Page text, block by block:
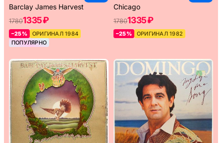
Barclay James Harvest
17801335 ₽
–25%
ОРИГИНАЛ 1984
ПОПУЛЯРНО
Chicago
17801335 ₽
–25% ОРИГИНАЛ 1982